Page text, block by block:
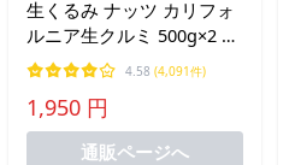
生くるみ ナッツ カリフォ
ルニア生クルミ 500g×2 計
1kg チャック付き 脱酸素
剤入り 送料無料 LHP 胡桃
無塩 無油
4.58 (4,091件)
1,950 円
通販ページへ